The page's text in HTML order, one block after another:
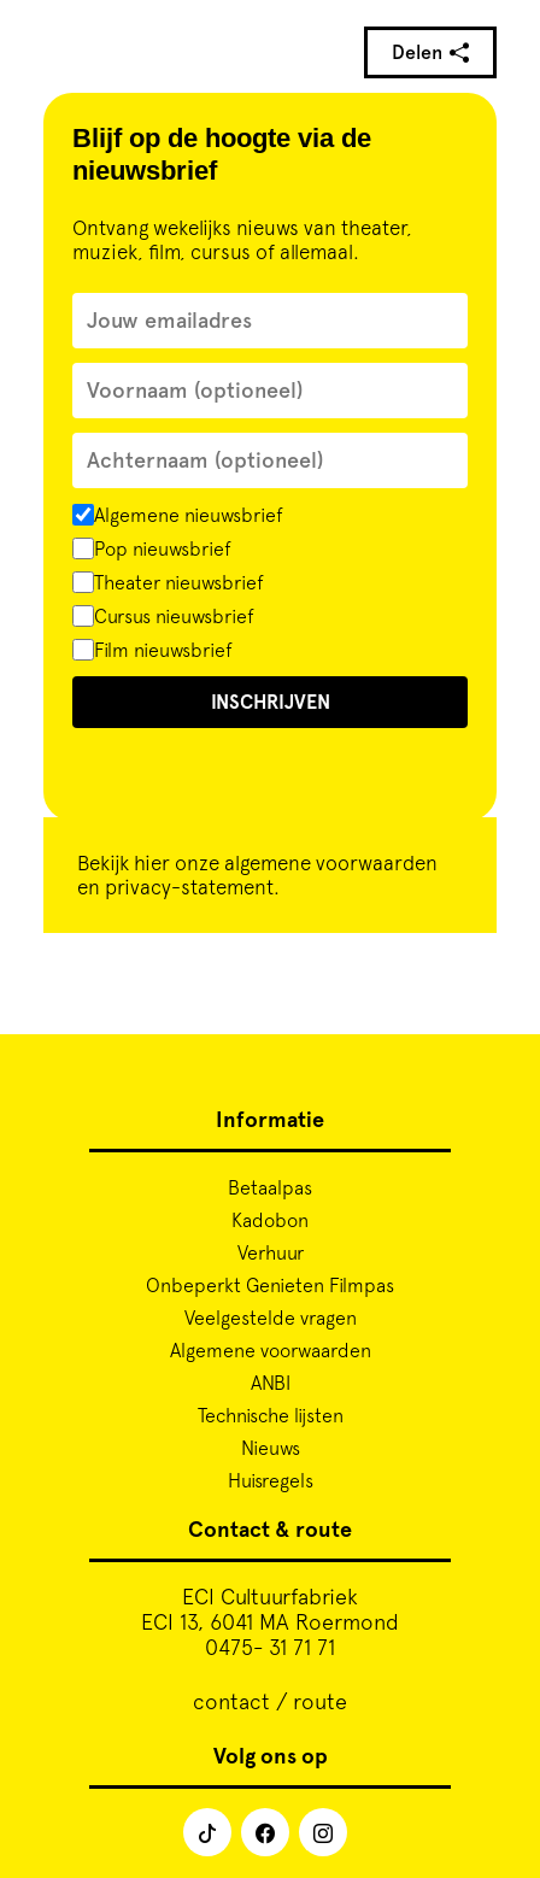
Blijf op de hoogte via de
nieuwsbrief
Ontvang wekelijks nieuws van theater,
muziek, film, cursus of allemaal.
Algemene nieuwsbrief
Pop nieuwsbrief
Theater nieuwsbrief
Cursus nieuwsbrief
Film nieuwsbrief
INSCHRIJVEN
Bekijk hier onze algemene voorwaarden
en privacy-statement.
Delen
Informatie
Betaalpas
Kadobon
Verhuur
Onbeperkt Genieten Filmpas
Veelgestelde vragen
Algemene voorwaarden
ANBI
Technische lijsten
Nieuws
Huisregels
Contact & route
ECI Cultuurfabriek
ECI 13, 6041 MA Roermond
0475- 31 71 71
contact / route
Volg ons op